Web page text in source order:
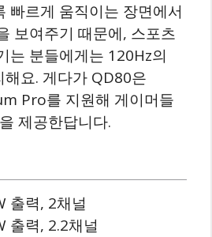
빠르게 움직이는 장면에서
보여주기 때문에, 스포츠
는 분들에게는 120Hz의
요. 게다가 QD80은
Pro를 지원해 게이머들
제공한답니다.
출력, 2채널
출력, 2.2채널